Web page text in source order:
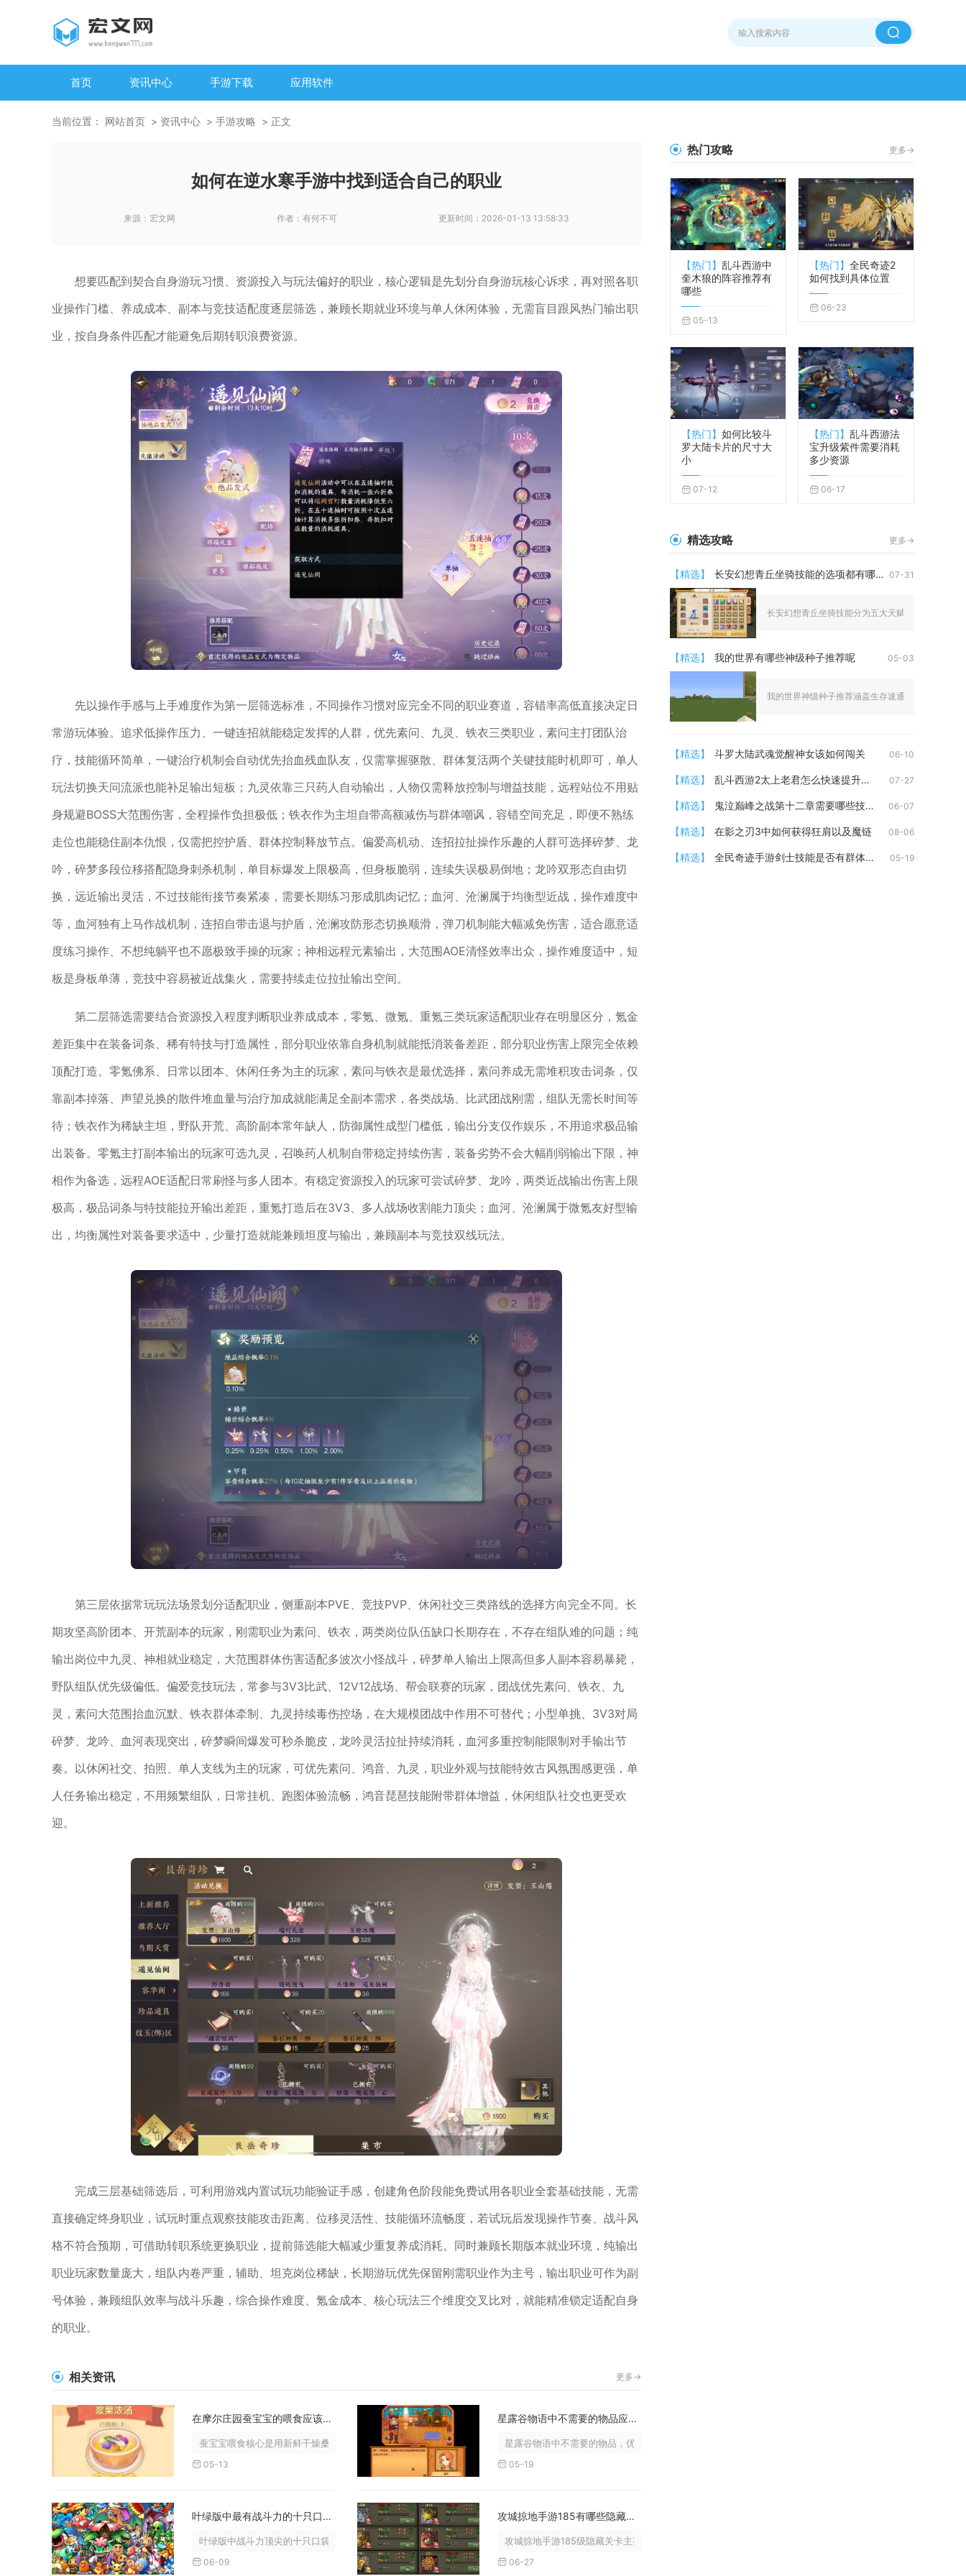
首页 资讯中心 手游下载 应用软件
当前位置： 网站首页 资讯中心 手游攻略 正文
如何在逆水寒手游中找到适合自己的职业
来源： 宏文网 作者： 有何不可 更新时间： 2026-01-13 13:58:33
想要匹配到契合自身游玩习惯、资源投入与玩法偏好的职业，核心逻辑是先划分自身游玩核心诉求，再对照各职
业操作门槛、养成成本、副本与竞技适配度逐层筛选，兼顾长期就业环境与单人休闲体验，无需盲目跟风热门输出职
业，按自身条件匹配才能避免后期转职浪费资源。
先以操作手感与上手难度作为第一层筛选标准，不同操作习惯对应完全不同的职业赛道，容错率高低直接决定日
常游玩体验。追求低操作压力、一键连招就能稳定发挥的人群，优先素问、九灵、铁衣三类职业，素问主打团队治
疗，技能循环简单，一键治疗机制会自动优先抬血残血队友，仅需掌握驱散、群体复活两个关键技能时机即可，单人
玩法切换天问流派也能补足输出短板；九灵依靠三只药人自动输出，人物仅需释放控制与增益技能，远程站位不用贴
身规避BOSS大范围伤害，全程操作负担极低；铁衣作为主坦自带高额减伤与群体嘲讽，容错空间充足，即便不熟练
走位也能稳住副本仇恨，仅需把控护盾、群体控制释放节点。偏爱高机动、连招拉扯操作乐趣的人群可选择碎梦、龙
吟，碎梦多段位移搭配隐身刺杀机制，单目标爆发上限极高，但身板脆弱，连续失误极易倒地；龙吟双形态自由切
换，远近输出灵活，不过技能衔接节奏紧凑，需要长期练习形成肌肉记忆；血河、沧澜属于均衡型近战，操作难度中
等，血河独有上马作战机制，连招自带击退与护盾，沧澜攻防形态切换顺滑，弹刀机制能大幅减免伤害，适合愿意适
度练习操作、不想纯躺平也不愿极致手操的玩家；神相远程元素输出，大范围AOE清怪效率出众，操作难度适中，短
板是身板单薄，竞技中容易被近战集火，需要持续走位拉扯输出空间。
第二层筛选需要结合资源投入程度判断职业养成成本，零氪、微氪、重氪三类玩家适配职业存在明显区分，氪金
差距集中在装备词条、稀有特技与打造属性，部分职业依靠自身机制就能抵消装备差距，部分职业伤害上限完全依赖
顶配打造。零氪佛系、日常以团本、休闲任务为主的玩家，素问与铁衣是最优选择，素问养成无需堆积攻击词条，仅
靠副本掉落、声望兑换的散件堆血量与治疗加成就能满足全副本需求，各类战场、比武团战刚需，组队无需长时间等
待；铁衣作为稀缺主坦，野队开荒、高阶副本常年缺人，防御属性成型门槛低，输出分支仅作娱乐，不用追求极品输
出装备。零氪主打副本输出的玩家可选九灵，召唤药人机制自带稳定持续伤害，装备劣势不会大幅削弱输出下限，神
相作为备选，远程AOE适配日常刷怪与多人团本。有稳定资源投入的玩家可尝试碎梦、龙吟，两类近战输出伤害上限
极高，极品词条与特技能拉开输出差距，重氪打造后在3V3、多人战场收割能力顶尖；血河、沧澜属于微氪友好型输
出，均衡属性对装备要求适中，少量打造就能兼顾坦度与输出，兼顾副本与竞技双线玩法。
第三层依据常玩玩法场景划分适配职业，侧重副本PVE、竞技PVP、休闲社交三类路线的选择方向完全不同。长
期攻坚高阶团本、开荒副本的玩家，刚需职业为素问、铁衣，两类岗位队伍缺口长期存在，不存在组队难的问题；纯
输出岗位中九灵、神相就业稳定，大范围群体伤害适配多波次小怪战斗，碎梦单人输出上限高但多人副本容易暴毙，
野队组队优先级偏低。偏爱竞技玩法，常参与3V3比武、12V12战场、帮会联赛的玩家，团战优先素问、铁衣、九
灵，素问大范围抬血沉默、铁衣群体牵制、九灵持续毒伤控场，在大规模团战中作用不可替代；小型单挑、3V3对局
碎梦、龙吟、血河表现突出，碎梦瞬间爆发可秒杀脆皮，龙吟灵活拉扯持续消耗，血河多重控制能限制对手输出节
奏。以休闲社交、拍照、单人支线为主的玩家，可优先素问、鸿音、九灵，职业外观与技能特效古风氛围感更强，单
人任务输出稳定，不用频繁组队，日常挂机、跑图体验流畅，鸿音琵琶技能附带群体增益，休闲组队社交也更受欢
迎。
完成三层基础筛选后，可利用游戏内置试玩功能验证手感，创建角色阶段能免费试用各职业全套基础技能，无需
直接确定终身职业，试玩时重点观察技能攻击距离、位移灵活性、技能循环流畅度，若试玩后发现操作节奏、战斗风
格不符合预期，可借助转职系统更换职业，提前筛选能大幅减少重复养成消耗。同时兼顾长期版本就业环境，纯输出
职业玩家数量庞大，组队内卷严重，辅助、坦克岗位稀缺，长期游玩优先保留刚需职业作为主号，输出职业可作为副
号体验，兼顾组队效率与战斗乐趣，综合操作难度、氪金成本、核心玩法三个维度交叉比对，就能精准锁定适配自身
的职业。
相关资讯 更多->
在摩尔庄园蚕宝宝的喂食应该怎样进行
蚕宝宝喂食核心是用新鲜干燥桑叶，按蚕龄定量、定时投喂，配合正...
05-13
星露谷物语中不需要的物品应该放在哪
星露谷物语中不需要的物品，优先分类放入农场宝箱暂存、可卖物品...
05-19
叶绿版中最有战斗力的十只口袋妖怪是谁
叶绿版中战斗力顶尖的十只口袋妖怪为：超梦、快龙、卡比兽、胡地...
06-09
攻城掠地手游185有哪些隐藏关卡
攻城掠地手游185级隐藏关卡主要有定军山吴兰隐藏副本、山地突...
06-27
热门攻略 更多->
【热门】 乱斗西游中
奎木狼的阵容推荐有
哪些
05-13
【热门】 全民奇迹2
如何找到具体位置
06-23
【热门】 如何比较斗
罗大陆卡片的尺寸大
小
07-12
【热门】 乱斗西游法
宝升级紫件需要消耗
多少资源
06-17
精选攻略 更多->
【精选】 长安幻想青丘坐骑技能的选项都有哪些呢 07-31
长安幻想青丘坐骑技能分为五大天赋树，所有可选
【精选】 我的世界有哪些神级种子推荐呢 05-03
我的世界神级种子推荐涵盖生存速通、资源富集、
【精选】 斗罗大陆武魂觉醒神女该如何闯关 06-10
【精选】 乱斗西游2太上老君怎么快速提升等级 07-27
【精选】 鬼泣巅峰之战第十二章需要哪些技巧 06-07
【精选】 在影之刃3中如何获得狂肩以及魔链 08-06
【精选】 全民奇迹手游剑士技能是否有群体攻击能力 05-19